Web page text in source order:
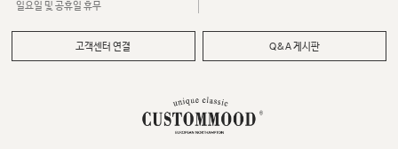
일요일 및 공휴일 휴무
고객센터 연결 Q&A 게시판